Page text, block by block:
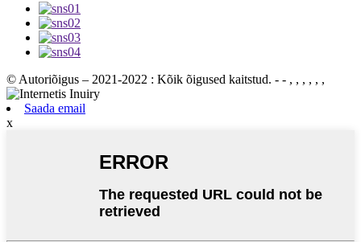
© Autoriõigus – 2021-2022 : Kõik õigused kaitstud. - - , , , , , ,
Saada email
x